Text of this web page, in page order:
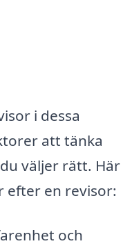
i dessa
att tänka
väljer rätt. Här
efter en revisor:
och